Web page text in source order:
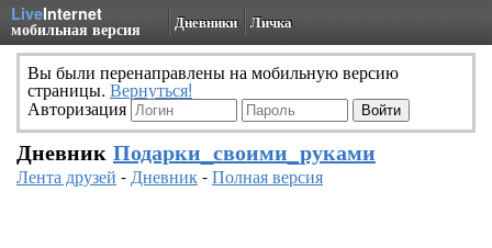
LiveInternet
мобильная версия Дневники Личка
Вы были перенаправлены на мобильную версию
страницы. Вернуться!
Авторизация
Дневник Подарки_своими_руками
Лента друзей -Дневник-Полная версия